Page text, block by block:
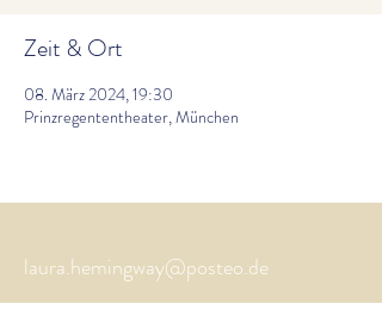
Zeit & Ort
08. März 2024, 19:30
Prinzregententheater, München
laura.hemingway@posteo.de